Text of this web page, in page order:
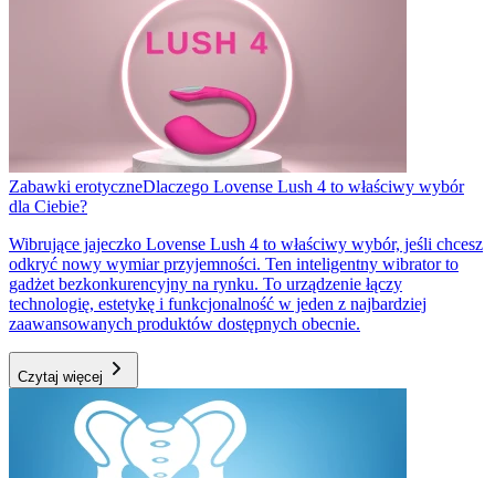
Zabawki erotyczneDlaczego Lovense Lush 4 to właściwy wybór
dla Ciebie?
Wibrujące jajeczko Lovense Lush 4 to właściwy wybór, jeśli chcesz
odkryć nowy wymiar przyjemności. Ten inteligentny wibrator to
gadżet bezkonkurencyjny na rynku. To urządzenie łączy
technologię, estetykę i funkcjonalność w jeden z najbardziej
zaawansowanych produktów dostępnych obecnie.
Czytaj więcej